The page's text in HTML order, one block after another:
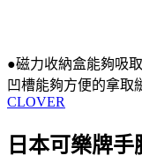
●磁力收納盒能夠吸
凹槽能夠方便的拿取
CLOVER
日本可樂牌